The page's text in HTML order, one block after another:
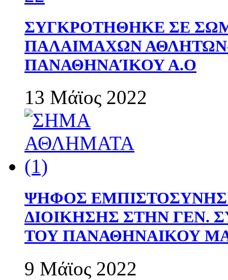
ΣΥΓΚΡΟΤΗΘΗΚΕ ΣΕ
ΠΑΛΑΙΜΑΧΩΝ
ΠΑΝΑΘΗΝΑΊΚΟΥ Α.Ο
13 Μάϊος 2022
ΨΗΦΟΣ
ΔΙΟΙΚΗΣΗΣ ΣΤΗΝ ΓΕΝ.
ΤΟΥ ΠΑΝΑΘΗΝΑΙΚΟΥ
9 Μάϊος 2022